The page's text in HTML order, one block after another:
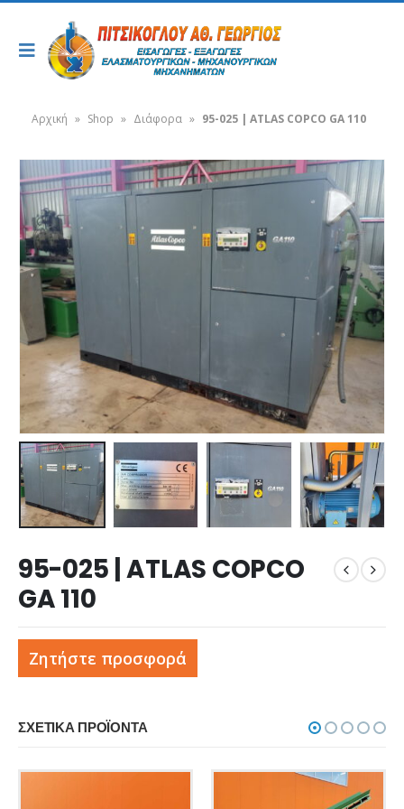
Αρχική » Shop » Διάφορα » 95-025 | ATLAS COPCO GA 110
95-025 | ATLAS COPCO
GA 110
Ζητήστε προσφορά
ΣΧΕΤΙΚΆ ΠΡΟΪΌΝΤΑ